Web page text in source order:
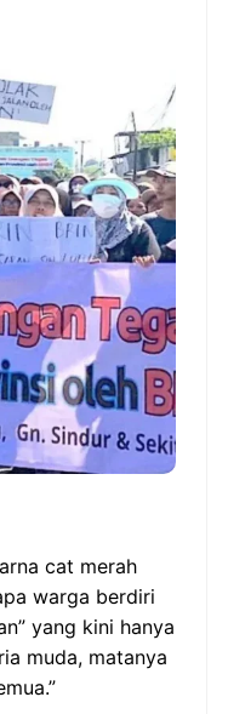
cat merah
warga berdiri
yang kini hanya
muda, matanya
Siapa yang tidak
kelezatan masakan
Kuliner dari negeri
memang sudah
dan punya ...